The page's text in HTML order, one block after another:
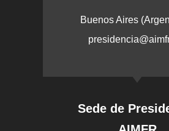
Buenos Aires
Sede de